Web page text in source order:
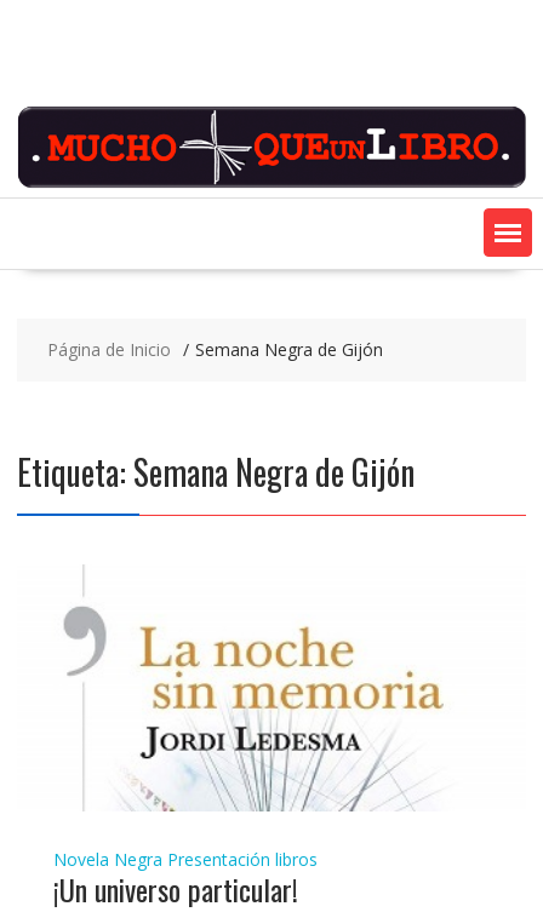
Página de Inicio Semana Negra de Gijón
Etiqueta:Semana Negra de Gijón
Novela Negra Presentación libros
¡Un universo particular!